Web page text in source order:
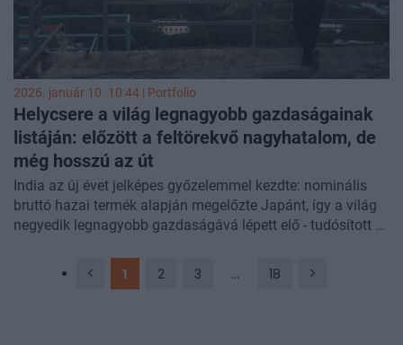
2026. január 10. 10:44 | Portfolio
Helycsere a világ legnagyobb gazdaságainak
listáján: előzött a feltörekvő nagyhatalom, de
még hosszú az út
India az új évet jelképes győzelemmel kezdte: nominális
bruttó hazai termék alapján megelőzte Japánt, így a világ
negyedik legnagyobb gazdaságává lépett elő - tudósított a
1 2 3 ... 18